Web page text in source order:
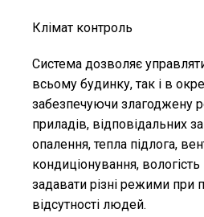
Клімат контроль
Система дозволяє
всьому будинку, так і в
забезпечуючи злагоджену
приладів, відповідальних
опалення, тепла підлога,
кондиціонування,
задавати різні режими при
відсутності людей.